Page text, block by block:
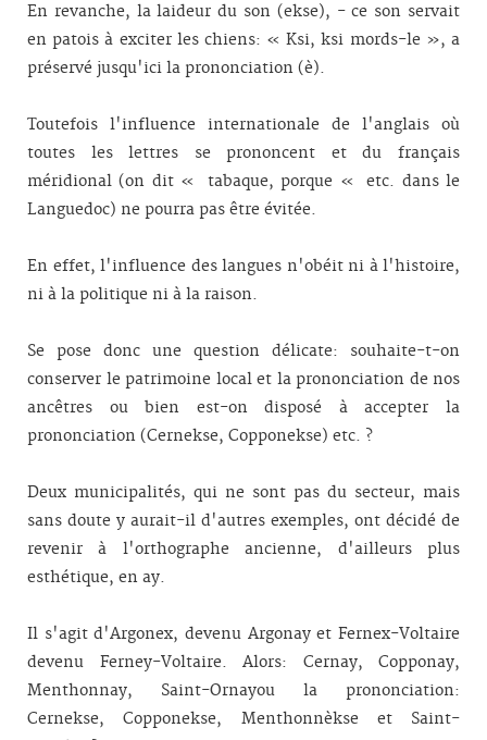
En revanche, la laideur du son (ekse), - ce son servait
en patois à exciter les chiens: « Ksi, ksi mords-le », a
préservé jusqu'ici la prononciation (è).
Toutefois l'influence internationale de l'anglais où
toutes les lettres se prononcent et du français
méridional (on dit « tabaque, porque « etc. dans le
Languedoc) ne pourra pas être évitée.
En effet, l'influence des langues n'obéit ni à l'histoire,
ni à la politique ni à la raison.
Se pose donc une question délicate: souhaite-t-on
conserver le patrimoine local et la prononciation de nos
ancêtres ou bien est-on disposé à accepter la
prononciation (Cernekse, Copponekse) etc. ?
Deux municipalités, qui ne sont pas du secteur, mais
sans doute y aurait-il d'autres exemples, ont décidé de
revenir à l'orthographe ancienne, d'ailleurs plus
esthétique, en ay.
Il s'agit d'Argonex, devenu Argonay et Fernex-Voltaire
devenu Ferney-Voltaire. Alors: Cernay, Copponay,
Menthonnay, Saint-Ornayou la prononciation:
Cernekse, Copponekse, Menthonnèkse et Saint­-